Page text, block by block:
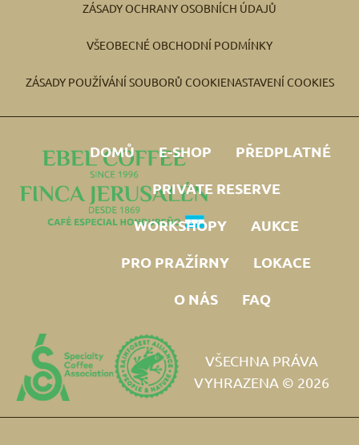
ZÁSADY OCHRANY OSOBNÍCH ÚDAJŮ
VŠEOBECNÉ OBCHODNÍ PODMÍNKY
ZÁSADY POUŽÍVÁNÍ SOUBORŮ COOKIENASTAVENÍ COOKIES
DOMŮ E-SHOP
PŘEDPLATNÉ
PRIVATE RESERVE
WORKSHOPY
AUKCE
PRO PRAŽÍRNY
LOKACE
O NÁS
FAQ
VŠECHNA PRÁVA
VYHRAZENA © 2026